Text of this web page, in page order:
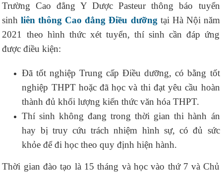
Trường Cao đẳng Y Dược Pasteur thông báo tuyển
sinhliên thông Cao đẳng Điều dưỡngtại Hà Nội năm
2021 theo hình thức xét tuyển, thí sinh cần đáp ứng
được điều kiện:
Đã tốt nghiệp Trung cấp Điều dưỡng, có bằng tốt
nghiệp THPT hoặc đã học và thi đạt yêu cầu hoàn
thành đủ khối lượng kiến thức văn hóa THPT.
Thí sinh không đang trong thời gian thi hành án
hay bị truy cứu trách nhiệm hình sự, có đủ sức
khỏe để đi học theo quy định hiện hành.
Thời gian đào tạo là 15 tháng và học vào thứ 7 và Chủ